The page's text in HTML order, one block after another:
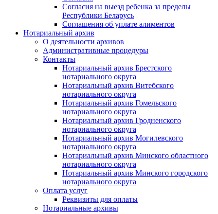
Согласия на выезд ребенка за пределы
Республики Беларусь
Соглашения об уплате алиментов
Нотариальный архив
О деятельности архивов
Административные процедуры
Контакты
Нотариальный архив Брестского
нотариального округа
Нотариальный архив Витебского
нотариального округа
Нотариальный архив Гомельского
нотариального округа
Нотариальный архив Гродненского
нотариального округа
Нотариальный архив Могилевского
нотариального округа
Нотариальный архив Минского областного
нотариального округа
Нотариальный архив Минского городского
нотариального округа
Оплата услуг
Реквизиты для оплаты
Нотариальные архивы